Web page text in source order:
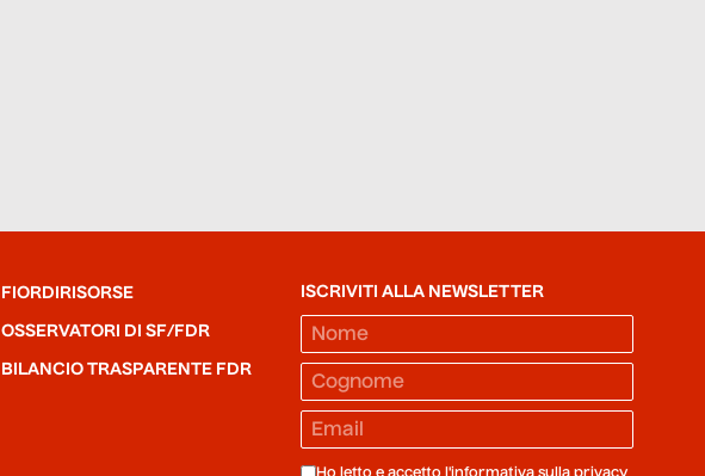
FIORDIRISORSE
OSSERVATORI DI SF/FDR
BILANCIO TRASPARENTE FDR
ISCRIVITI ALLA NEWSLETTER